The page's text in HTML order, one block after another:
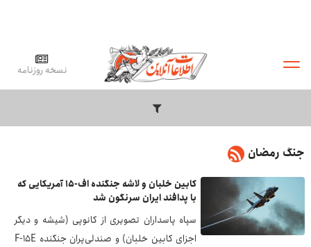
نسخه روزنامه
جنگ رمضان
کابین خلبان و لاشه جنگنده اف-۱۵ آمریکایی که
با پدافند ایران سرنگون شد
سپاه پاسداران تصویری از کانوپی (شیشه و دیگر
اجزای کابین خلبان) و صندلی‌پران جنگنده F-۱۵E